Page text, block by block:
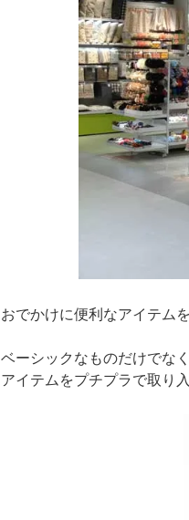
おでかけに便利なアイテム
ベーシックなものだけでな
アイテムをプチプラで取り